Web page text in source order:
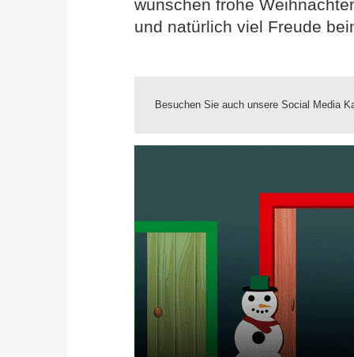
wünschen frohe
und natürlich viel Freude
Besuchen Sie auch unsere Social Media